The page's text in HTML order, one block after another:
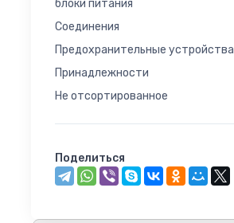
блоки питания
Соединения
Предохранительные устройства
Принадлежности
Не отсортированное
Поделиться